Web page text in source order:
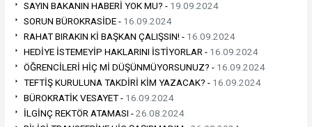
SAYIN BAKANIN HABERİ YOK MU? - 19.09.2024
SORUN BÜROKRASİDE - 16.09.2024
RAHAT BIRAKIN Kİ BAŞKAN ÇALIŞSIN! - 16.09.2024
HEDİYE İSTEMEYİP HAKLARINI İSTİYORLAR - 16.09.2024
ÖĞRENCİLERİ HİÇ Mİ DÜŞÜNMÜYORSUNUZ? - 16.09.2024
TEFTİŞ KURULUNA TAKDİRİ KİM YAZACAK? - 16.09.2024
BÜROKRATİK VESAYET - 16.09.2024
İLGİNÇ REKTÖR ATAMASI -26.08.2024